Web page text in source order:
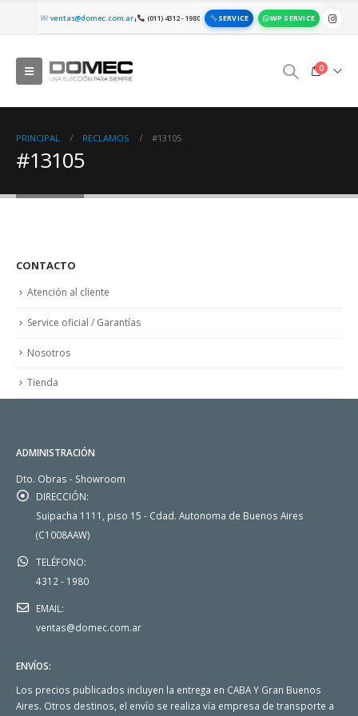
ventas@domec.com.ar| (011) 4312 - 1980 SERVICE WP SERVICE
0
PRINCIPAL RECLAMOS #13105
#13105
CONTACTO
Atención al cliente
Service oficial / Garantías
Nosotros
Tienda
ADMINISTRACIÓN
Dto. Obras - Showroom
DIRECCIÓN:
Suipacha 1111, piso 15 - Cdad. Autonoma de Buenos Aires
(C1008AAW)
TELÉFONO:
4312 - 1980
EMAIL:
ventas@domec.com.ar
ENVÍOS:
Los precios publicados incluyen la entrega en CABA Y Gran Buenos
Aires. Otros destinos, el envío se realiza vía empresa de transporte a